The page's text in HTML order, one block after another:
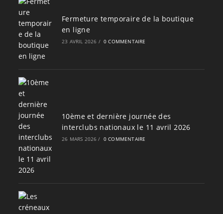
Fermeture temporaire de la boutique
en ligne
23 AVRIL 2026 / 0 COMMENTAIRE
10ème et dernière journée des
interclubs nationaux le 11 avril 2026
26 MARS 2026 / 0 COMMENTAIRE